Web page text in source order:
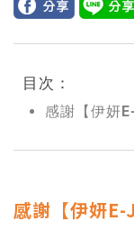
目次：
感謝【伊妍
感謝【伊妍E-